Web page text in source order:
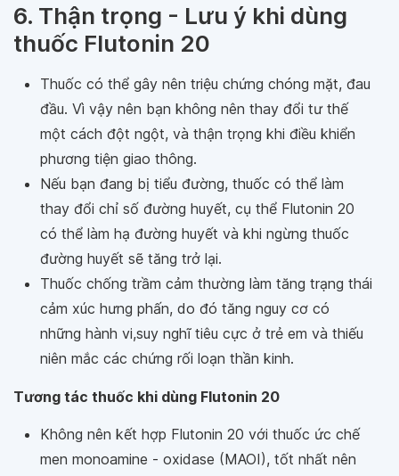
6. Thận trọng - Lưu ý khi dùng
thuốc Flutonin 20
Thuốc có thể gây nên triệu chứng chóng mặt, đau
đầu. Vì vậy nên bạn không nên thay đổi tư thế
một cách đột ngột, và thận trọng khi điều khiển
phương tiện giao thông.
Nếu bạn đang bị tiểu đường, thuốc có thể làm
thay đổi chỉ số đường huyết, cụ thể Flutonin 20
có thể làm hạ đường huyết và khi ngừng thuốc
đường huyết sẽ tăng trở lại.
Thuốc chống trầm cảm thường làm tăng trạng thái
cảm xúc hưng phấn, do đó tăng nguy cơ có
những hành vi,suy nghĩ tiêu cực ở trẻ em và thiếu
niên mắc các chứng rối loạn thần kinh.
Tương tác thuốc khi dùng Flutonin 20
Không nên kết hợp Flutonin 20 với thuốc ức chế
men monoamine - oxidase (MAOI), tốt nhất nên